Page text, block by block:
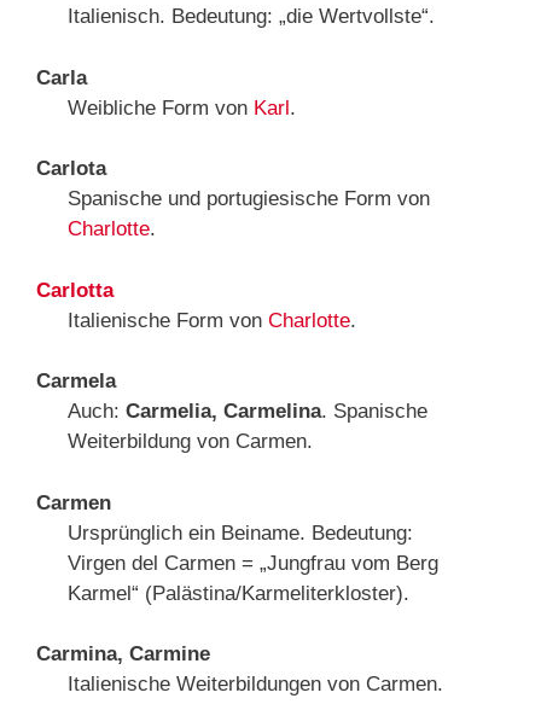
Italienisch. Bedeutung: „die Wertvollste“.
Carla
Weibliche Form von Karl.
Carlota
Spanische und portugiesische Form von
Charlotte.
Carlotta
Italienische Form von Charlotte.
Carmela
Auch: Carmelia, Carmelina. Spanische
Weiterbildung von Carmen.
Carmen
Ursprünglich ein Beiname. Bedeutung:
Virgen del Carmen = „Jungfrau vom Berg
Karmel“ (Palästina/Karmeliterkloster).
Carmina, Carmine
Italienische Weiterbildungen von Carmen.